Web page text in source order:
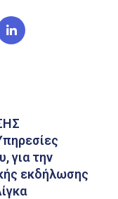
για την
εκδήλωσης